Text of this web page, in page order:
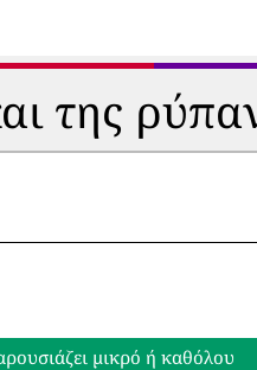
της
μικρό ή καθόλου